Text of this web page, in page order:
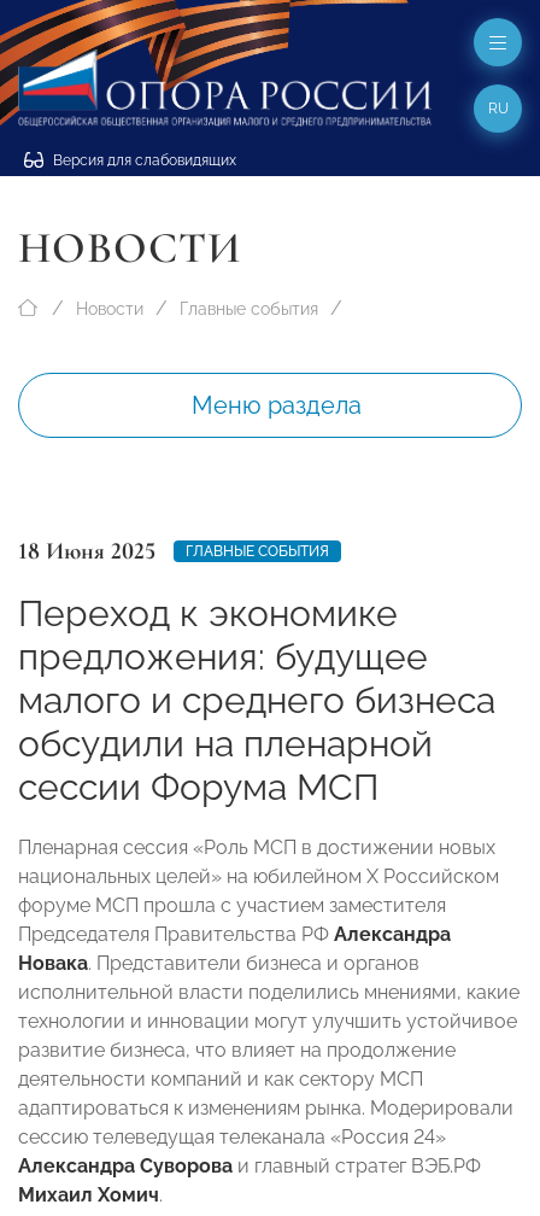
Версия для слабовидящих
RU
НОВОСТИ
Новости Главные события
Меню раздела
18 Июня 2025 ГЛАВНЫЕ СОБЫТИЯ
Переход к экономике
предложения: будущее
малого и среднего бизнеса
обсудили на пленарной
сессии Форума МСП
Пленарная сессия «Роль МСП в достижении новых
национальных целей» на юбилейном X Российском
форуме МСП прошла с участием заместителя
Председателя Правительства РФ Александра
Новака. Представители бизнеса и органов
исполнительной власти поделились мнениями, какие
технологии и инновации могут улучшить устойчивое
развитие бизнеса, что влияет на продолжение
деятельности компаний и как сектору МСП
адаптироваться к изменениям рынка. Модерировали
сессию телеведущая телеканала «Россия 24»
Александра Суворова и главный стратег ВЭБ.РФ
Михаил Хомич.